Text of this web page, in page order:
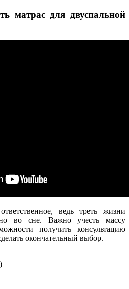
матрас для двуспальной
ведь треть жизни
во сне. Важно учесть массу
получить консультацию
окончательный выбор.